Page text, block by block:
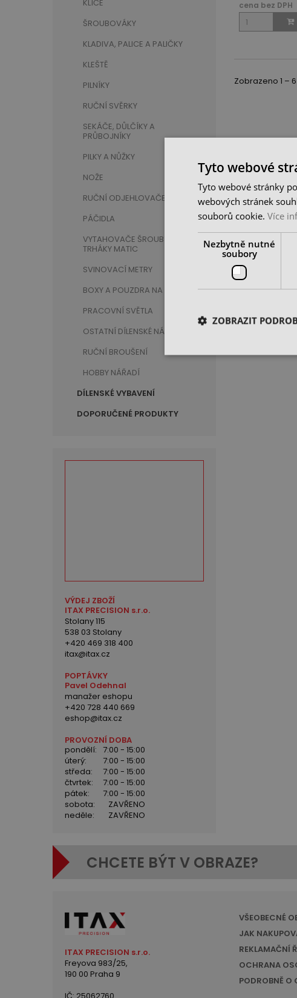
KLÍČE
ŠROUBOVÁKY
KLADIVA, PALICE A PALIČKY
KLEŠTĚ
PILNÍKY
RUČNÍ SVĚRKY
SEKÁČE, DŮLČÍKY A
PRŮBOJNÍKY
PILKY A NŮŽKY
NOŽE
RUČNÍ ODJEHLOVAČE
PÁČIDLA
VYTAHOVAČE ŠROUBŮ A
TRHÁKY MATIC
SVINOVACÍ METRY
BOXY A POUZDRA NA NÁŘADÍ
PRACOVNÍ SVĚTLA
OSTATNÍ DÍLENSKÉ NÁŘADÍ
RUČNÍ BROUŠENÍ
HOBBY NÁŘADÍ
DÍLENSKÉ VYBAVENÍ
DOPORUČENÉ PRODUKTY
VÝDEJ ZBOŽÍ
ITAX PRECISION s.r.o.
Stolany 115
538 03 Stolany
+420 469 318 400
itax@itax.cz
POPTÁVKY
Pavel Odehnal
manažer eshopu
+420 728 440 669
eshop@itax.cz
PROVOZNÍ DOBA
pondělí:
7:00 - 15:00
úterý:
7:00 - 15:00
středa:
7:00 - 15:00
čtvrtek:
7:00 - 15:00
pátek:
7:00 - 15:00
sobota:
ZAVŘENO
neděle:
ZAVŘENO
cena bez DPH
Zobrazeno 1 –
CHCETE BÝT V OBRAZE?
ITAX PRECISION s.r.o.
Freyova 983/25,
190 00 Praha 9
VŠEOBECNÉ
JAK
REKLAMAČNÍ
OCHRANA
PODROBNĚ O
Tyto webové
Tyto webové stránky
webových stránek
souborů cookie. Více
Nezbytně nutné
soubory
ZOBRAZIT